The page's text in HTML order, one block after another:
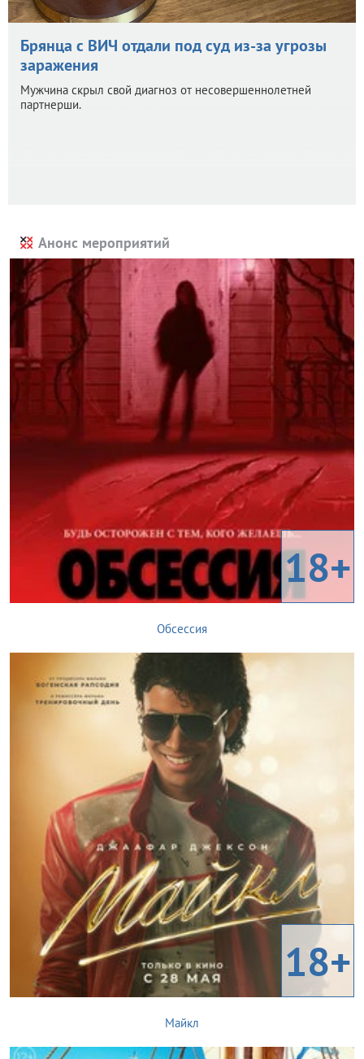
Брянца с ВИЧ отдали под суд из-за угрозы
заражения
Мужчина скрыл свой диагноз от несовершеннолетней
партнерши.
Анонс мероприятий
18+
Обсессия
18+
Майкл